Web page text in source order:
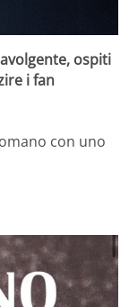
ospiti
i fan
con uno